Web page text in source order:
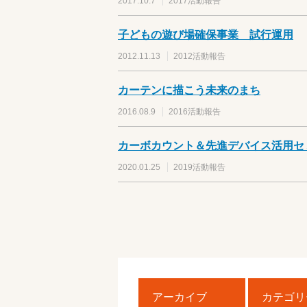
子どもの遊び場確保事業 試行運用
2012.11.13 2012活動報告
カーテンに描こう未来のまち
2016.08.9 2016活動報告
カーボカウント＆先進デバイス活用セ
2020.01.25 2019活動報告
アーカイブ カテゴ